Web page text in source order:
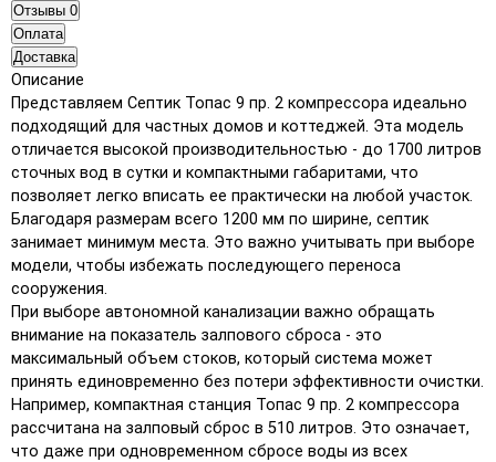
Отзывы 0
Оплата
Доставка
Описание
Представляем Септик Топас 9 пр. 2 компрессора идеально
подходящий для частных домов и коттеджей. Эта модель
отличается высокой производительностью - до 1700 литров
сточных вод в сутки и компактными габаритами, что
позволяет легко вписать ее практически на любой участок.
Благодаря размерам всего 1200 мм по ширине, септик
занимает минимум места. Это важно учитывать при выборе
модели, чтобы избежать последующего переноса
сооружения.
При выборе автономной канализации важно обращать
внимание на показатель залпового сброса - это
максимальный объем стоков, который система может
принять единовременно без потери эффективности очистки.
Например, компактная станция Топас 9 пр. 2 компрессора
рассчитана на залповый сброс в 510 литров. Это означает,
что даже при одновременном сбросе воды из всех